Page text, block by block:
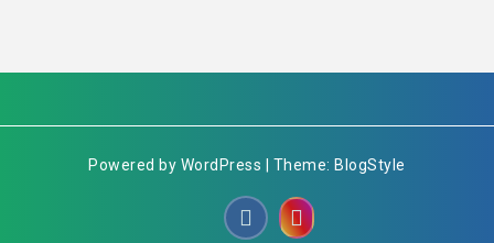
Powered by WordPress | Theme: BlogStyle